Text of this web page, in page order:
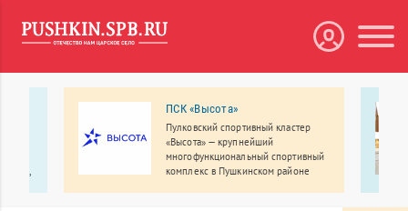
ПСК «Высота»
Пулковский спортивный кластер
«Высота» — крупнейший
многофункциональный спортивный
комплекс в Пушкинском районе